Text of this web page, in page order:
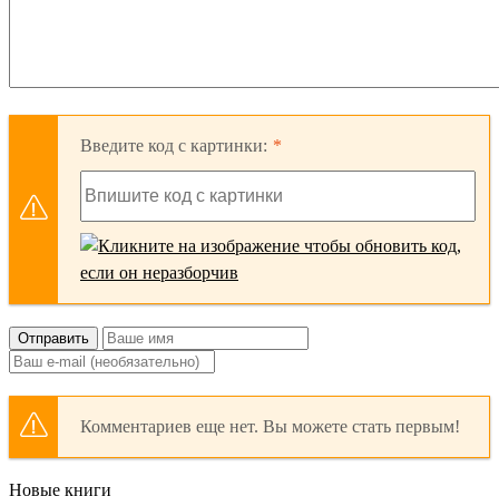
Введите код с картинки:
Отправить
Комментариев еще нет. Вы можете стать первым!
Новые книги